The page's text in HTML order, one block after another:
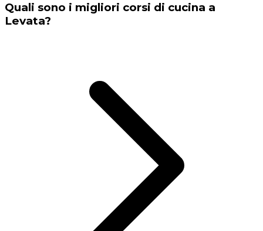
Quali sono i migliori corsi di cucina a
Levata?